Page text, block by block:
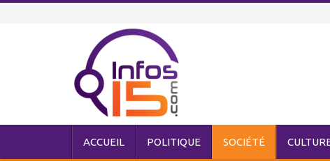
ACCUEIL POLITIQUE SOCIÉTÉ